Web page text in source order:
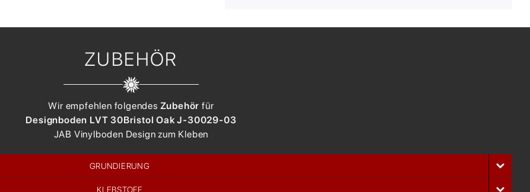
ZUBEHÖR
Wir empfehlen folgendes Zubehör für
Designboden LVT 30Bristol Oak J-30029-03
JAB Vinylboden Design zum Kleben
GRUNDIERUNG
KLEBSTOFF